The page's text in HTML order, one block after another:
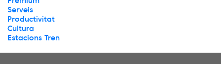
Serveis
Productivitat
Cultura
Estacions Tren